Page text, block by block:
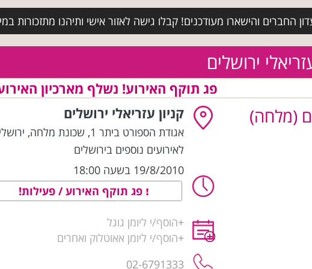
החברים והישארו מעודכנים! קבלו גישה לאזור אישי ותיהנו מתזכורות
ירושלים
פג תוקף האירוע! נשלף מארכיון
(מלחה) קניון עזריאלי ירושלים
אגודת הספורט ביתר 1, שכונת מלחה ,
לאירועים נוספים בירושלים
19/8/2010 בשעה 18:00
פג תוקף האירוע / פעילות!
+הוסף/י ליומן גוגל
+הוסף/י ליומן אאוטלוק ואחרים
02-6791333